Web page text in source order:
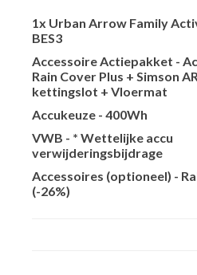
1x Urban Arrow Family
BES3
Accessoire Actiepakket -
Rain Cover Plus + Simson
kettingslot + Vloermat
Accukeuze -400Wh
VWB - * Wettelijke accu
verwijderingsbijdrage
Accessoires (optioneel) -
(-26%)